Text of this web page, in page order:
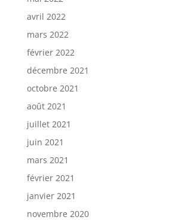
avril 2022
mars 2022
février 2022
décembre 2021
octobre 2021
août 2021
juillet 2021
juin 2021
mars 2021
février 2021
janvier 2021
novembre 2020